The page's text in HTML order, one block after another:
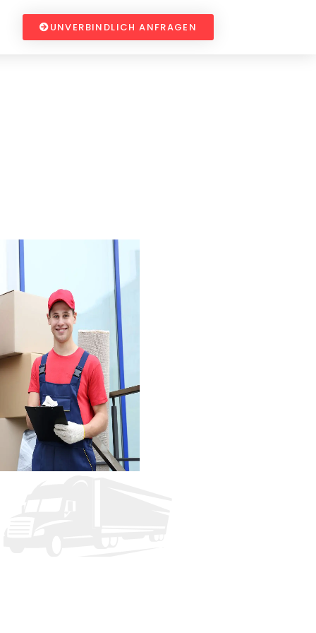
UNVERBINDLICH ANFRAGEN